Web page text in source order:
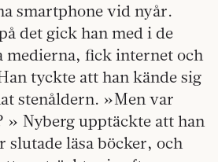
smartphone vid nyår.
det gick han med i de
medierna, fick internet och
tyckte att han kände sig
stenåldern. »Men var
» Nyberg upptäckte att han
slutade läsa böcker, och